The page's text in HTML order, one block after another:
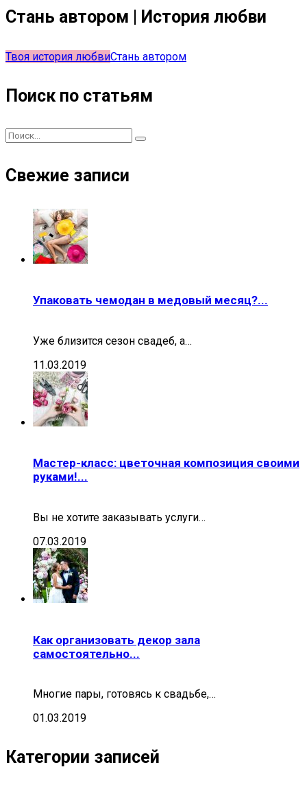
Стань автором | История любви
Твоя история любвиСтань автором
Поиск по статьям
Свежие записи
Упаковать чемодан в медовый месяц?...
Уже близится сезон свадеб, а…
11.03.2019
Мастер-класс: цветочная композиция своими
руками!...
Вы не хотите заказывать услуги…
07.03.2019
Как организовать декор зала
самостоятельно...
Многие пары, готовясь к свадьбе,…
01.03.2019
Категории записей